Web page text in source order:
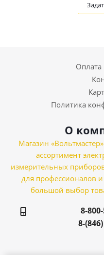
Оплата
Политика
О
Магазин
ассортимент
измерительных
для профессионалов
большой выбор
8-
8-